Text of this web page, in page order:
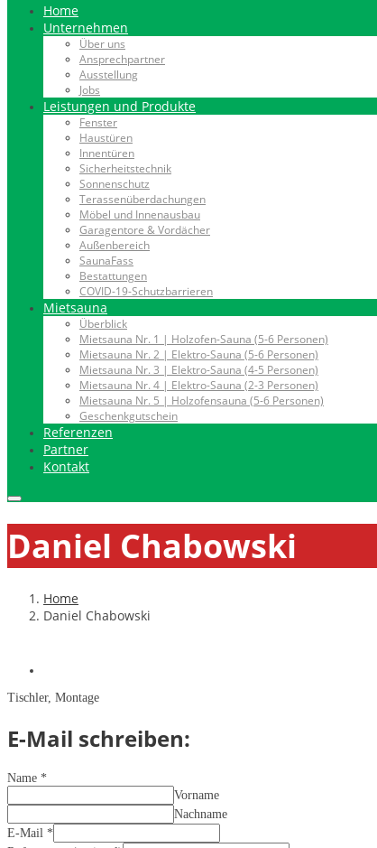
Home
Unternehmen
Über uns
Ansprechpartner
Ausstellung
Jobs
Leistungen und Produkte
Fenster
Haustüren
Innentüren
Sicherheitstechnik
Sonnenschutz
Terassenüberdachungen
Möbel und Innenausbau
Garagentore & Vordächer
Außenbereich
SaunaFass
Bestattungen
COVID-19-Schutzbarrieren
Mietsauna
Überblick
Mietsauna Nr. 1 | Holzofen-Sauna (5-6 Personen)
Mietsauna Nr. 2 | Elektro-Sauna (5-6 Personen)
Mietsauna Nr. 3 | Elektro-Sauna (4-5 Personen)
Mietsauna Nr. 4 | Elektro-Sauna (2-3 Personen)
Mietsauna Nr. 5 | Holzofensauna (5-6 Personen)
Geschenkgutschein
Referenzen
Partner
Kontakt
Daniel Chabowski
Home
Daniel Chabowski
Tischler, Montage
E-Mail schreiben:
Name *
Vorname
Nachname
E-Mail *